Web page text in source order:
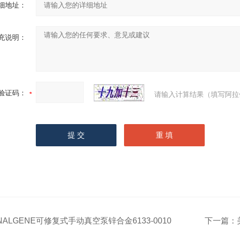
地址：
说明：
证码： 请输入计算结果（填写阿
可修复式手动真空泵锌合金6133-0010 下一篇：